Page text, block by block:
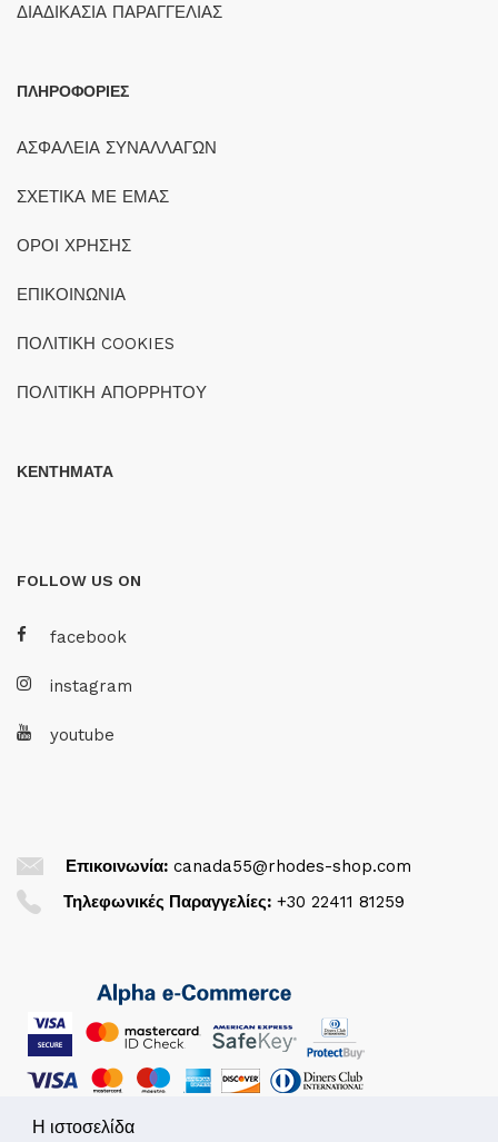
ΔΙΑΔΙΚΑΣΙΑ ΠΑΡΑΓΓΕΛΙΑΣ
ΠΛΗΡΟΦΟΡΙΕΣ
ΑΣΦΑΛΕΙΑ ΣΥΝΑΛΛΑΓΩΝ
ΣΧΕΤΙΚΑ ΜΕ ΕΜΑΣ
ΟΡΟΙ ΧΡΗΣΗΣ
ΕΠΙΚΟΙΝΩΝΙΑ
ΠΟΛΙΤΙΚΗ COOKIES
ΠΟΛΙΤΙΚΗ ΑΠΟΡΡΗΤΟΥ
ΚΕΝΤΗΜΑΤΑ
FOLLOW US ON
facebook
instagram
youtube
Επικοινωνία: canada55@rhodes-shop.com
Τηλεφωνικές Παραγγελίες: +30 22411 81259
Η ιστοσελίδα